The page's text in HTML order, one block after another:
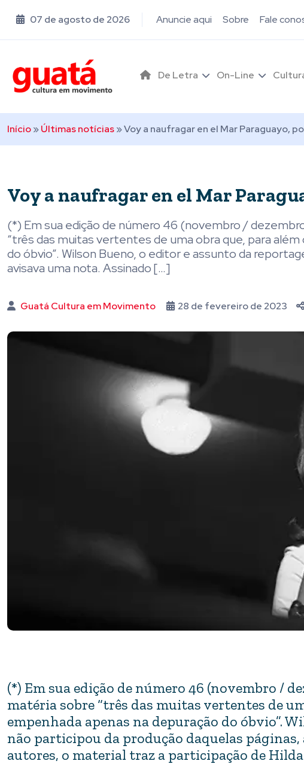
07 de agosto de 2026 Anuncie aqui Sobre Fale
De Letra On-Line
Início»Últimas notícias»Voy a naufragar en el Mar Paraguayo,
Voy a naufragar en el Mar
(*) Em sua edição de número 46 (novembro /
“três das muitas vertentes de uma obra que, para
do óbvio”. Wilson Bueno, o editor e assunto da
avisava uma nota. Assinado […]
Guatá Cultura em Movimento 28 de fevereiro de 2023
(*) Em sua edição de número 46 (novembro /
matéria sobre “três das muitas vertentes de
empenhada apenas na depuração do óbvio”.
não participou da produção daquelas
autores, o material traz a participação de